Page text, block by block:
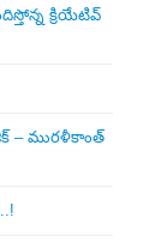
క్రియేటివ్
– మురళీకాంత్